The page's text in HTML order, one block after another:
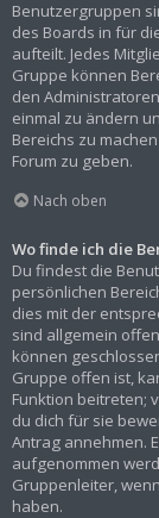
Benutzergruppen
des Boards in für
aufteilt. Jedes
Gruppe können
den
einmal zu ändern
Bereichs zu
Forum zu geben.
Nach oben
Wo finde ich die
Du findest die
persönlichen
dies mit der
sind allgemein
können
Gruppe offen ist,
Funktion beitreten;
du dich für sie
Antrag annehmen.
aufgenommen
Gruppenleiter,
haben.